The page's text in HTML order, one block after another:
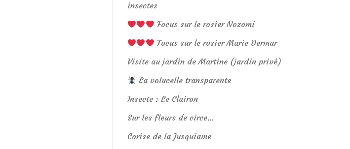
insectes
Focus sur le rosier Nozomi
Focus sur le rosier Marie Dermar
Visite au jardin de Martine (jardin privé)
La volucelle transparente
Insecte : Le Clairon
Sur les fleurs de circe…
Corise de la Jusquiame